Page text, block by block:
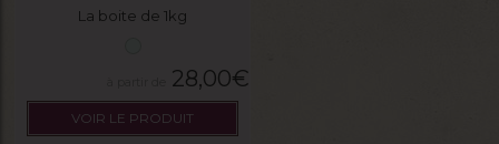
La boite de 1kg
28,00€
VOIR LE PRODUIT